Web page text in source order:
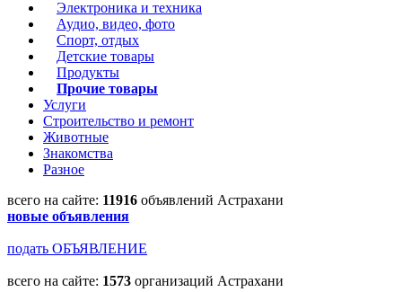
Электроника и техника
Аудио, видео, фото
Спорт, отдых
Детские товары
Продукты
Прочие товары
Услуги
Строительство и ремонт
Животные
Знакомства
Разное
всего на сайте: 11916 объявлений Астрахани
новые объявления
подать ОБЪЯВЛЕНИЕ
всего на сайте: 1573 организаций Астрахани